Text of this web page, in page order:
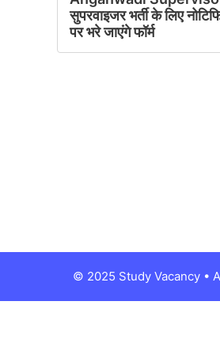
सुपरवाइजर भर्ती के लिए
पर भरे जाएंगे फॉर्म
© 2025 Study Vacancy •